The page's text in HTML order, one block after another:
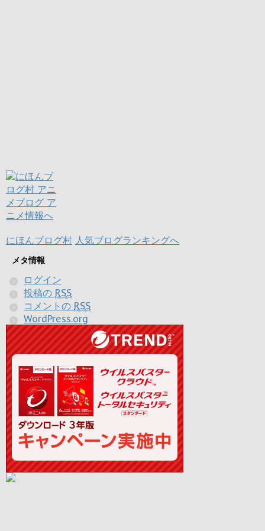
にほんブログ村 人気ブログランキングへ
メタ情報
ログイン
投稿の RSS
コメントの RSS
WordPress.org